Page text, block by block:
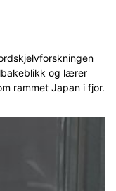
og lærer
rammet Japan i fjor.